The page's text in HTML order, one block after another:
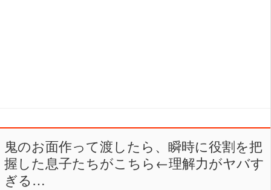
鬼のお面作って渡したら、瞬時に役割を把
握した息子たちがこちら←理解力がヤバす
ぎる…